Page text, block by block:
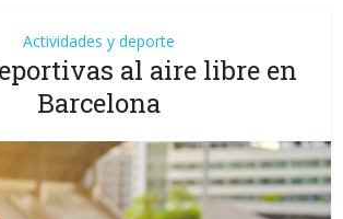
Actividades y deporte
al aire libre en
Barcelona